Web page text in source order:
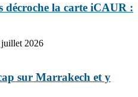
la carte iCAUR :
juillet 2026
sur Marrakech et y